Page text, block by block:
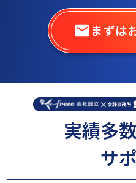
まずは
×
実績多
サ